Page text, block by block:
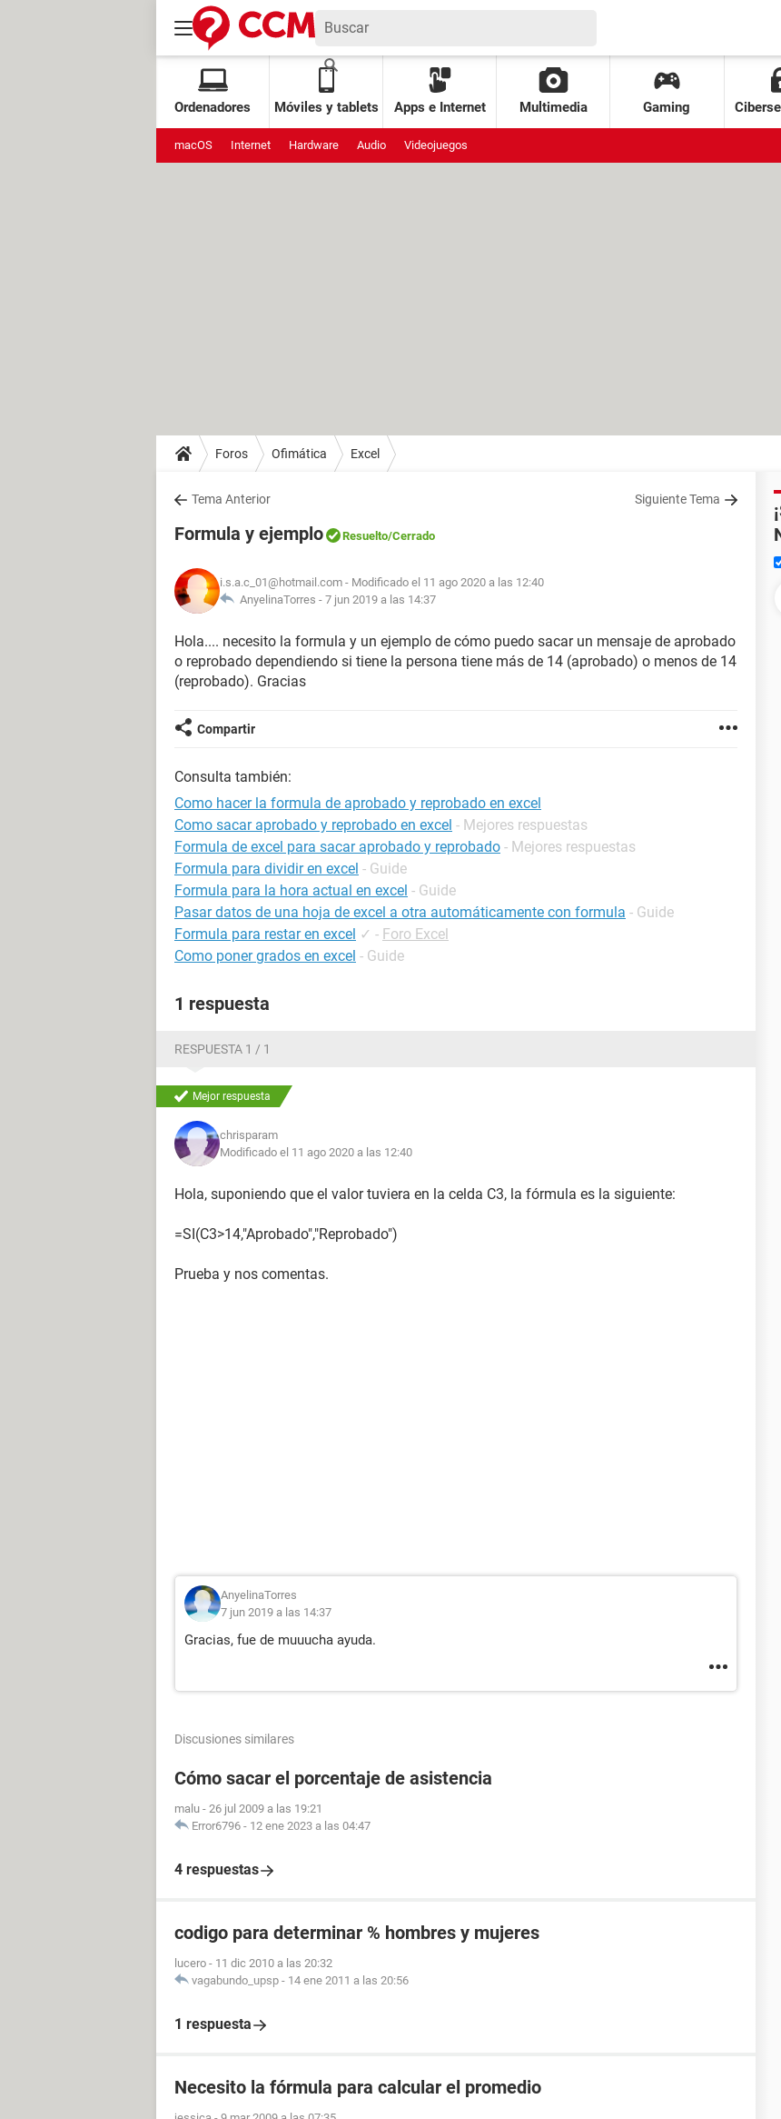
Ordenadores Móviles y tablets Apps e Internet Multimedia Gaming
macOS Internet Hardware Audio Videojuegos
Foros Ofimática Excel
Tema Anterior Siguiente Tema
Formula y ejemplo Resuelto/Cerrado
i.s.a.c_01@hotmail.com - Modificado el 11 ago 2020 a las 12:40
AnyelinaTorres - 7 jun 2019 a las 14:37
Hola.... necesito la formula y un ejemplo de cómo puedo sacar un mensaje de aprobado
o reprobado dependiendo si tiene la persona tiene más de 14 (aprobado) o menos de 14
(reprobado). Gracias
Compartir
Consulta también:
Como hacer la formula de aprobado y reprobado en excel
Como sacar aprobado y reprobado en excel - Mejores respuestas
Formula de excel para sacar aprobado y reprobado - Mejores respuestas
Formula para dividir en excel - Guide
Formula para la hora actual en excel - Guide
Pasar datos de una hoja de excel a otra automáticamente con formula - Guide
Formula para restar en excel ✓ - Foro Excel
Como poner grados en excel - Guide
1 respuesta
RESPUESTA 1 / 1
Mejor respuesta
chrisparam
Modificado el 11 ago 2020 a las 12:40
Hola, suponiendo que el valor tuviera en la celda C3, la fórmula es la siguiente:
=SI(C3>14,"Aprobado","Reprobado")
Prueba y nos comentas.
AnyelinaTorres
7 jun 2019 a las 14:37
Gracias, fue de muuucha ayuda.
Discusiones similares
Cómo sacar el porcentaje de asistencia
malu - 26 jul 2009 a las 19:21
Error6796 - 12 ene 2023 a las 04:47
4 respuestas
codigo para determinar % hombres y mujeres
lucero - 11 dic 2010 a las 20:32
vagabundo_upsp - 14 ene 2011 a las 20:56
1 respuesta
Necesito la fórmula para calcular el promedio